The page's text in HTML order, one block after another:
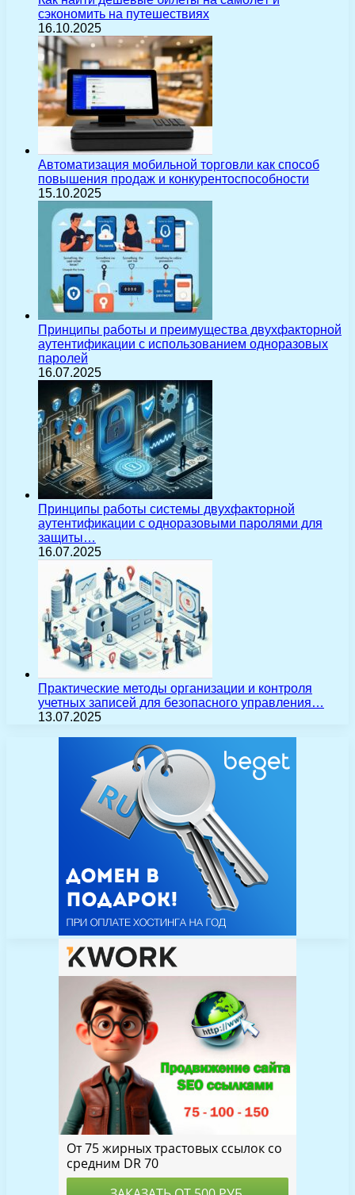
сэкономить на путешествиях
16.10.2025
Автоматизация мобильной торговли как способ
повышения продаж и конкурентоспособности
15.10.2025
Принципы работы и преимущества двухфакторной
аутентификации с использованием одноразовых
паролей
16.07.2025
Принципы работы системы двухфакторной
аутентификации с одноразовыми паролями для
защиты…
16.07.2025
Практические методы организации и контроля
учетных записей для безопасного управления…
13.07.2025